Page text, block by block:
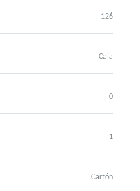
126
Caja
0
1
Cartón